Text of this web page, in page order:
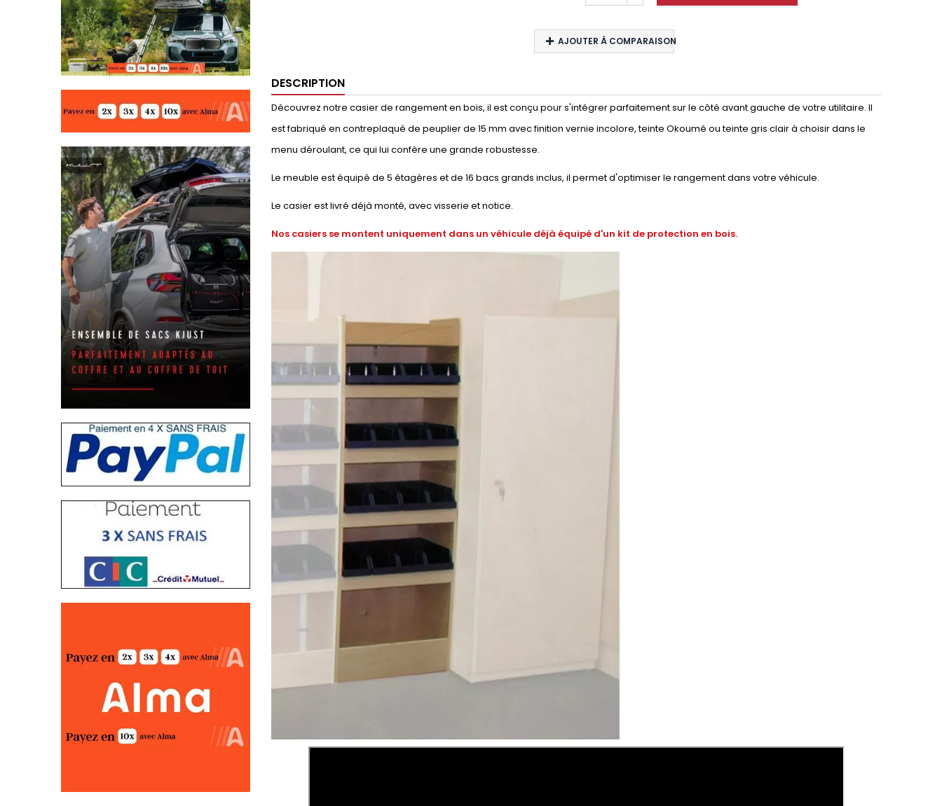
AJOUTER À COMPARAISON
DESCRIPTION
Découvrez notre casier de rangement en bois, il est conçu pour s'intégrer parfaitement sur le côté avant gauche de votre utilitaire. Il
est fabriqué en contreplaqué de peuplier de 15 mm avec finition vernie incolore, teinte Okoumé ou teinte gris clair à choisir dans le
menu déroulant, ce qui lui confère une grande robustesse.
Le meuble est équipé de 5 étagères et de 16 bacs grands inclus, il permet d'optimiser le rangement dans votre véhicule.
Le casier est livré déjà monté, avec visserie et notice.
Nos casiers se montent uniquement dans un véhicule déjà équipé d'un kit de protection en bois.